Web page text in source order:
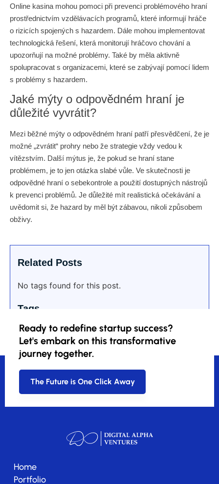
Online kasina mohou pomoci při prevenci problémového hraní
prostřednictvím vzdělávacích programů, které informují hráče
o rizicích spojených s hazardem. Dále mohou implementovat
technologická řešení, která monitorují hráčovo chování a
upozorňují na možné problémy. Také by měla aktivně
spolupracovat s organizacemi, které se zabývají pomocí lidem
s problémy s hazardem.
Jaké mýty o odpovědném hraní je
důležité vyvrátit?
Mezi běžné mýty o odpovědném hraní patří přesvědčení, že je
možné „zvrátit“ prohry nebo že strategie vždy vedou k
vítězstvím. Další mýtus je, že pokud se hraní stane
problémem, je to jen otázka slabé vůle. Ve skutečnosti je
odpovědné hraní o sebekontrole a použití dostupných nástrojů
k prevenci problémů. Je důležité mít realistická očekávání a
uvědomit si, že hazard by měl být zábavou, nikoli způsobem
obživy.
Related Posts
No tags found for this post.
Tags
Ready to redefine startup success?
Let's embark on this transformative
journey together.
The Future is One Click Away
Home
Portfolio